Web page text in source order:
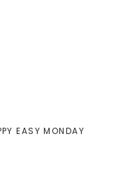
EASY MONDAY